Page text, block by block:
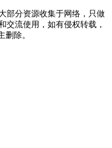
部分资源收集于网络，只做
交流使用，如有侵权转载，
删除。